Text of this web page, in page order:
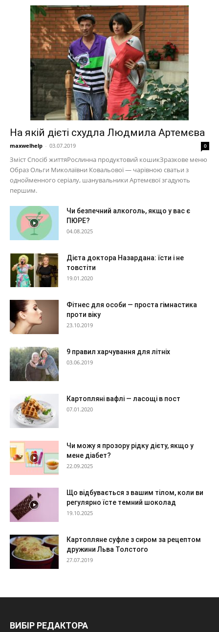
На якій дієті схудла Людмила Артемєва
maxwelhelp - 03.07.2019 0
Зміст Спосіб життяРослинна продуктовий кошикЗразкове меню
Образ Ольги Миколаївни Ковальової — чарівною сватьи з
однойменного серіалу, шанувальники Артемєвої згадують
першим.
Чи безпечний алкоголь, якщо у вас є
ПЮРЕ?
04.08.2025
Дієта доктора Назардана: їсти і не
товстіти
19.01.2020
Фітнес для особи — проста гімнастика
проти віку
23.10.2019
9 правил харчування для літніх
03.06.2019
Картопляні вафлі — ласощі в пост
07.01.2020
Чи можу я прозору рідку дієту, якщо у
мене діабет?
22.09.2025
Що відбувається з вашим тілом, коли ви
регулярно їсте темний шоколад
19.10.2025
Картопляне суфле з сиром за рецептом
дружини Льва Толстого
27.07.2019
ВИБІР РЕДАКТОРА